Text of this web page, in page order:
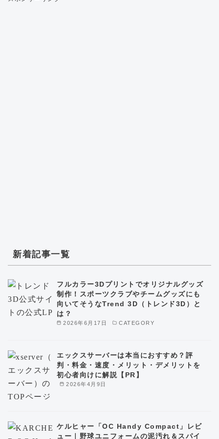
新着記事一覧
2026年6月17日 CATEGORY
フルカラー3Dプリントでオリジナルグッズ
制作！スポーツクラブやチームグッズにも
向いてそうなTrend 3D（トレンド3D）と
は？
2026年4月9日
エックスサーバーは本当におすすめ？評
判・料金・速度・メリット・デメリットを
初心者向けに解説【PR】
ケルヒャー「OC Handy Compact」レビ
ュー｜野球ユニフォームの泥汚れ＆スパイ